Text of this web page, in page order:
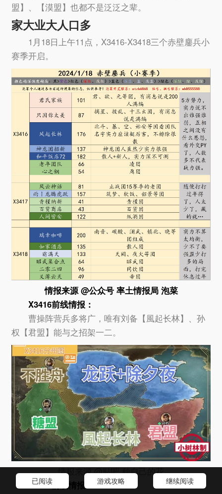
盟】、【漠盟】也都不是泛泛之辈。
家大业大人口多
1月18日上午11点，X3416-X3418三个赤壁鏖兵小
赛季开启。
情报来源 @公众号 率土情报局 泡菜
X3416前线情报：
曹操阵营兵多将广，唯有刘备【風起长林】、孙
权【君盟】能与之招架一二。
情报来源 @贴吧 种自己的花
X3417前线情报：
已阅读 游戏攻略 继续阅读